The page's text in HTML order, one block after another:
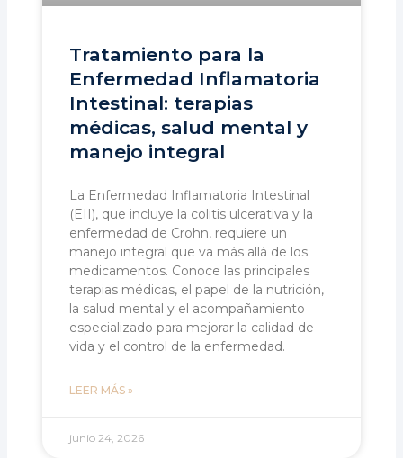
Tratamiento para la
Enfermedad Inflamatoria
Intestinal: terapias
médicas, salud mental y
manejo integral
La Enfermedad Inflamatoria Intestinal
(EII), que incluye la colitis ulcerativa y la
enfermedad de Crohn, requiere un
manejo integral que va más allá de los
medicamentos. Conoce las principales
terapias médicas, el papel de la nutrición,
la salud mental y el acompañamiento
especializado para mejorar la calidad de
vida y el control de la enfermedad.
LEER MÁS »
junio 24, 2026